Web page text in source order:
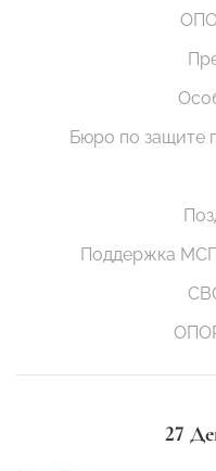
Бюро по защите
Поддержка
27